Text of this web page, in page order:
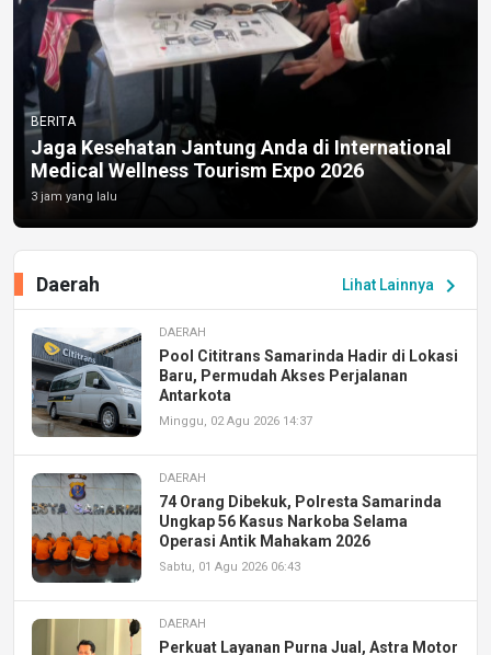
BERITA
Jaga Kesehatan Jantung Anda di International
Medical Wellness Tourism Expo 2026
3 jam yang lalu
Lihat Lainnya chevron_right
Daerah
DAERAH
Pool Cititrans Samarinda Hadir di Lokasi
Baru, Permudah Akses Perjalanan
Antarkota
Minggu, 02 Agu 2026 14:37
DAERAH
74 Orang Dibekuk, Polresta Samarinda
Ungkap 56 Kasus Narkoba Selama
Operasi Antik Mahakam 2026
Sabtu, 01 Agu 2026 06:43
DAERAH
Perkuat Layanan Purna Jual, Astra Motor